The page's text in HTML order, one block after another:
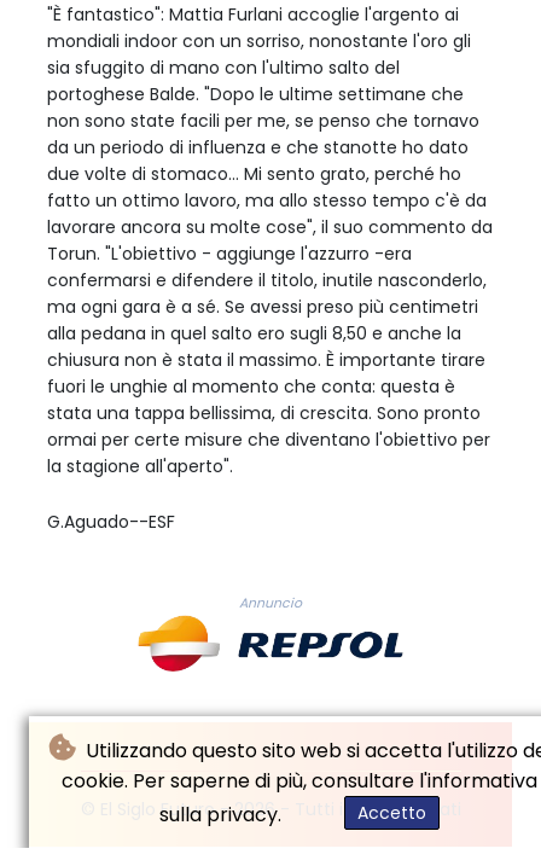
Utilizzando questo sito web si accetta l'utilizzo
cookie. Per saperne di più, consultare l'informativa
sulla privacy.
Accetto
"È fantastico": Mattia Furlani accoglie l'argento ai
mondiali indoor con un sorriso, nonostante l'oro gli
sia sfuggito di mano con l'ultimo salto del
portoghese Balde. "Dopo le ultime settimane che
non sono state facili per me, se penso che tornavo
da un periodo di influenza e che stanotte ho dato
due volte di stomaco... Mi sento grato, perché ho
fatto un ottimo lavoro, ma allo stesso tempo c'è da
lavorare ancora su molte cose", il suo commento da
Torun. "L'obiettivo - aggiunge l'azzurro -era
confermarsi e difendere il titolo, inutile nasconderlo,
ma ogni gara è a sé. Se avessi preso più centimetri
alla pedana in quel salto ero sugli 8,50 e anche la
chiusura non è stata il massimo. È importante tirare
fuori le unghie al momento che conta: questa è
stata una tappa bellissima, di crescita. Sono pronto
ormai per certe misure che diventano l'obiettivo per
la stagione all'aperto".
G.Aguado--ESF
Annuncio
© El Siglo Futuro - 2026 - Tutti i diritti riservati